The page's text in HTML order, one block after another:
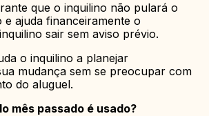
que o inquilino não pulará o
e ajuda financeiramente o
sair sem aviso prévio.
o inquilino a planejar
mudança sem se preocupar com
do aluguel.
mês passado é usado?